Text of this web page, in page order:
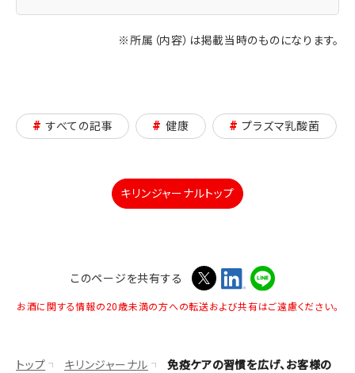
※所属（内容）は掲載当時のものになります。
# すべての記事 # 健康 # プラズマ乳酸菌
キリンジャーナルトップ
このページを共有する
お酒に関する情報の20歳未満の方への転送および共有はご遠慮ください。
トップ キリンジャーナル
免疫ケアの習慣を広げ、お客様の